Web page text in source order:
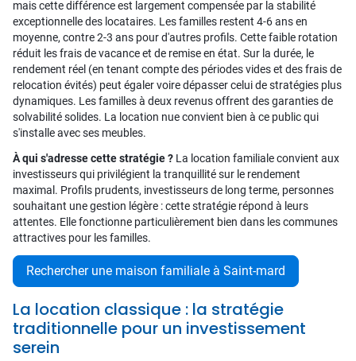
mais cette différence est largement compensée par la stabilité
exceptionnelle des locataires. Les familles restent 4-6 ans en
moyenne, contre 2-3 ans pour d'autres profils. Cette faible rotation
réduit les frais de vacance et de remise en état. Sur la durée, le
rendement réel (en tenant compte des périodes vides et des frais de
relocation évités) peut égaler voire dépasser celui de stratégies plus
dynamiques. Les familles à deux revenus offrent des garanties de
solvabilité solides. La location nue convient bien à ce public qui
s'installe avec ses meubles.
À qui s'adresse cette stratégie ? La location familiale convient aux
investisseurs qui privilégient la tranquillité sur le rendement
maximal. Profils prudents, investisseurs de long terme, personnes
souhaitant une gestion légère : cette stratégie répond à leurs
attentes. Elle fonctionne particulièrement bien dans les communes
attractives pour les familles.
Rechercher une maison familiale à Saint-mard
La location classique : la stratégie
traditionnelle pour un investissement
serein